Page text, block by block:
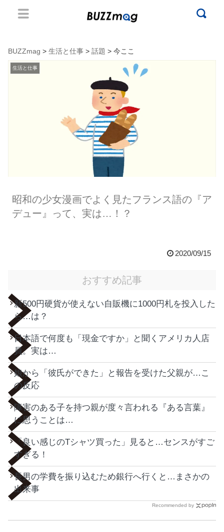
BUZZmag > 生活と仕事 > 話題 > 今ここ
生活と仕事
昭和の少女漫画でよく見たフランス語の『ア
デュー』って、実は…！？
2020/09/15
おすすめ記事
新500円硬貨が使えない自販機に1000円札を投入した
ら…は？
日本語で何度も「現金ですか」と聞くアメリカ人店
員。実は…
娘から「彼氏ができた」と報告を受けた父親が…こ
の反応
障害のある子を持つ親が度々言われる『ある言葉』
に思うことは…
「良い感じのTシャツ買った」見ると…センスがすご
すぎる！
長男の学費を振り込むため銀行へ行くと…まさかの
出来事
Recommended by